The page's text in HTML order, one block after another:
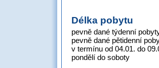
Délka pobytu
pevně dané týdenní
pevně dané pětidenní
v termínu od 04.01. do
pondělí do soboty